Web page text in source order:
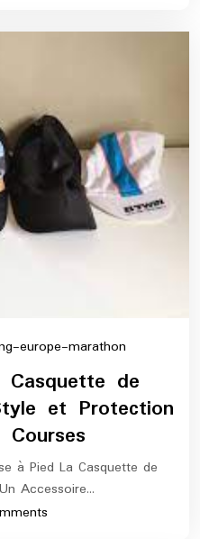
europe-marathon
europe-
marathon
Casquette de
et Protection
à Pied La Casquette de
Accessoire…